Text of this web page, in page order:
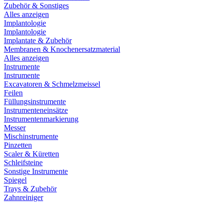
Zubehör & Sonstiges
Alles anzeigen
Implantologie
Implantologie
Implantate & Zubehör
Membranen & Knochenersatzmaterial
Alles anzeigen
Instrumente
Instrumente
Excavatoren & Schmelzmeissel
Feilen
Füllungsinstrumente
Instrumenteneinsätze
Instrumentenmarkierung
Messer
Mischinstrumente
Pinzetten
Scaler & Küretten
Schleifsteine
Sonstige Instrumente
Spiegel
Trays & Zubehör
Zahnreiniger